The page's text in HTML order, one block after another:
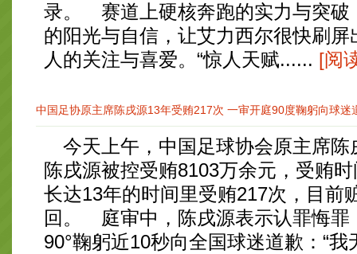
录。 赛道上硬核奔跑的实力与突破
的阳光与自信，让艾力西尔很快刷
人的关注与喜爱。“惊人天赋...... [阅
中国足协原主席陈戌源13年受贿217次 一审开庭90度鞠躬向球迷
今天上午，中国足球协会原主席陈
陈戌源被控受贿8103万余元，受贿
长达13年的时间里受贿217次，目前
回。 庭审中，陈戌源表示认罪悔罪
90°鞠躬近10秒向全国球迷道歉：“